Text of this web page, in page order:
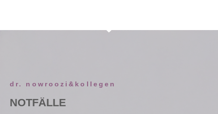
dr. nowroozi&kollegen
NOTFÄLLE